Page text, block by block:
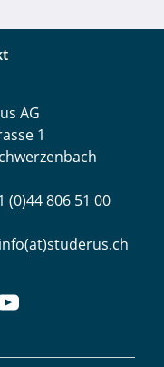
AG
1
(0)44 806 51 00
info(at)studerus.ch
studerusagstuderus